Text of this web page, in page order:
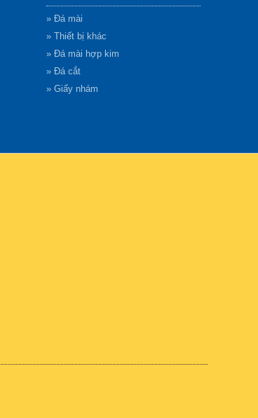
» Đá mài
» Thiết bị khác
» Đá mài hợp kim
» Đá cắt
» Giấy nhám